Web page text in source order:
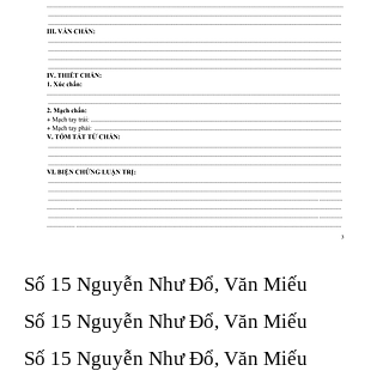
Số 15 Nguyễn Như Đổ, Văn Miếu​​​​
Số 15 Nguyễn Như Đổ, Văn Miếu​​​​
Số 15 Nguyễn Như Đổ, Văn Miếu​​​​